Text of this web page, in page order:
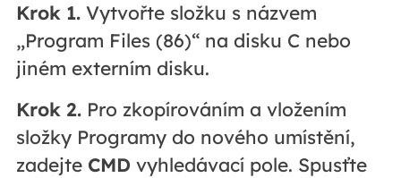
Krok 1.Vytvořte složku s názvem
„Program Files (86)“ na disku C nebo
jiném externím disku.
Krok 2.Pro zkopírováním a vložením
složky Programy do nového umístění,
zadejte CMD vyhledávací pole. Spusťte